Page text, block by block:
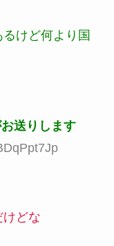
けど何より国
送りします
どな